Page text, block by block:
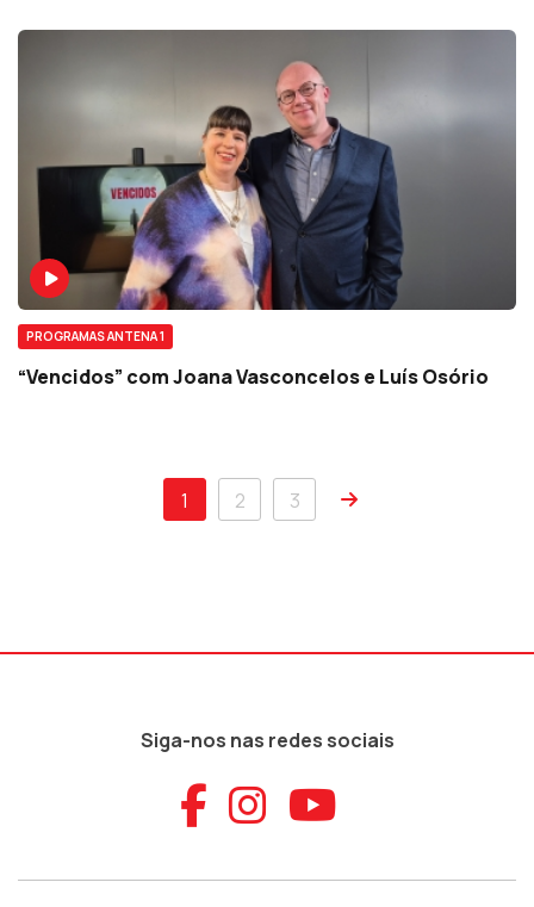
PROGRAMAS ANTENA 1
“Vencidos” com Joana Vasconcelos e Luís Osório
1 2 3
Siga-nos nas redes sociais
Aceder ao
Aceder ao
Aceder